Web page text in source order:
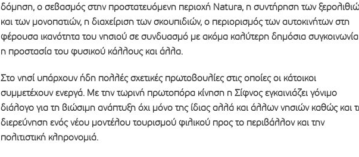
δόμηση, o σεβασμός στην προστατευόμενη περιοχή Natura, η συντήρηση των
και των μονοπατιών, η διαχείριση των σκουπιδιών, ο περιορισμός των αυτοκινήτων στη
φέρουσα ικανότητα του νησιού σε συνδυασμό με ακόμα καλύτερη δημόσια
η προστασία του φυσικού κάλλους και άλλα.
Στο νησί υπάρχουν ήδη πολλές σχετικές πρωτοβουλίες στις οποίες οι κάτοικοι
συμμετέχουν ενεργά. Με την τωρινή πρωτοπόρα κίνηση η Σίφνος εγκαινιάζει γόνιμο
διάλογο για τη βιώσιμη ανάπτυξη όχι μόνο της ίδιας αλλά και άλλων νησιών καθώς και
διερεύνηση ενός νέου μοντέλου τουρισμού φιλικού προς το περιβάλλον και την
πολιτιστική κληρονομιά.